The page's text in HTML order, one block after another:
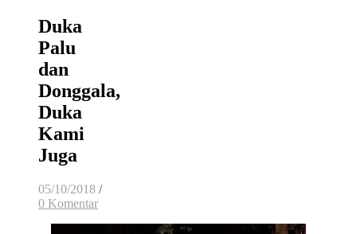
Duka
Palu
dan
Donggala,
Duka
Kami
Juga
05/10/2018 /
0 Komentar